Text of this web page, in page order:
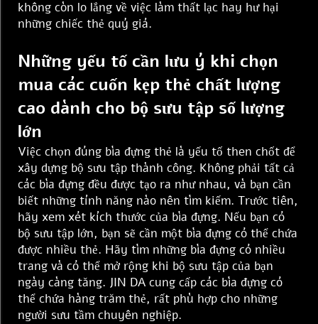
không còn lo lắng về việc làm thất lạc hay hư hại
những chiếc thẻ quý giá.
Những yếu tố cần lưu ý khi chọn
mua các cuốn kẹp thẻ chất lượng
cao dành cho bộ sưu tập số lượng
lớn
Việc chọn đúng bìa đựng thẻ là yếu tố then chốt để
xây dựng bộ sưu tập thành công. Không phải tất cả
các bìa đựng đều được tạo ra như nhau, và bạn cần
biết những tính năng nào nên tìm kiếm. Trước tiên,
hãy xem xét kích thước của bìa đựng. Nếu bạn có
bộ sưu tập lớn, bạn sẽ cần một bìa đựng có thể chứa
được nhiều thẻ. Hãy tìm những bìa đựng có nhiều
trang và có thể mở rộng khi bộ sưu tập của bạn
ngày càng tăng. JIN DA cung cấp các bìa đựng có
thể chứa hàng trăm thẻ, rất phù hợp cho những
người sưu tầm chuyên nghiệp.